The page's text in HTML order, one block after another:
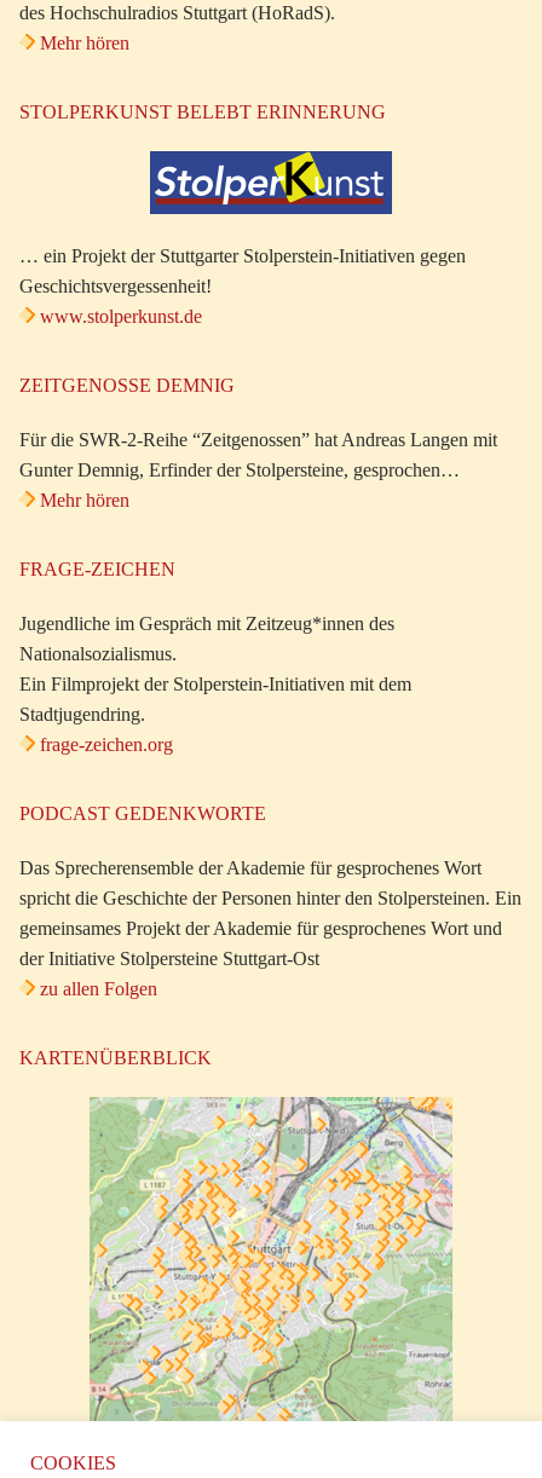
des Hochschulradios Stuttgart (HoRadS).
Mehr hören
STOLPERKUNST BELEBT ERINNERUNG
… ein Projekt der Stuttgarter Stolperstein-Initiativen gegen
Geschichtsvergessenheit!
www.stolperkunst.de
ZEITGENOSSE DEMNIG
Für die SWR-2-Reihe “Zeitgenossen” hat Andreas Langen mit
Gunter Demnig, Erfinder der Stolpersteine, gesprochen…
Mehr hören
FRAGE-ZEICHEN
Jugendliche im Gespräch mit Zeitzeug*innen des
Nationalsozialismus.
Ein Filmprojekt der Stolperstein-Initiativen mit dem
Stadtjugendring.
frage-zeichen.org
PODCAST GEDENKWORTE
Das Sprecherensemble der Akademie für gesprochenes Wort
spricht die Geschichte der Personen hinter den Stolpersteinen. Ein
gemeinsames Projekt der Akademie für gesprochenes Wort und
der Initiative Stolpersteine Stuttgart-Ost
zu allen Folgen
KARTENÜBERBLICK
COOKIES